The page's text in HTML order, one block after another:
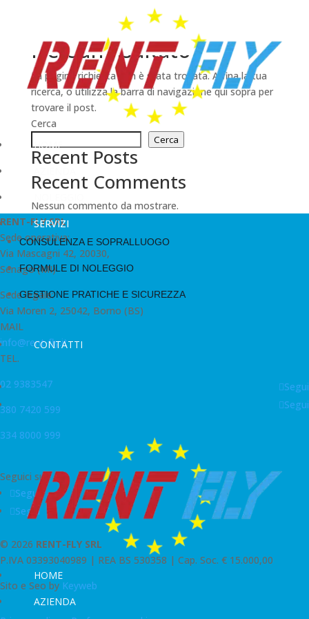
HOME
SERVIZI
CONSULENZA E SOPRALLUOGO
FORMULE DI NOLEGGIO
GESTIONE PRATICHE E SICUREZZA
CONTATTI
Segui
Segui
HOME
AZIENDA
Nessun risultato
La pagina richiesta non è stata trovata. Affina la tua
ricerca, o utilizza la barra di navigazione qui sopra per
trovare il post.
Cerca
Cerca
Recent Posts
Recent Comments
Nessun commento da mostrare.
RENT-FLY SRL
Sede operativa:
Via Mascagni 42, 20030,
Senago (MI)
Sede legale:
Via Moren 2, 25042, Borno (BS)
MAIL
info@rent-fly.it
TEL.
02 9383547
380 7420 599
334 8000 999
Seguici su
Segui
Segui
© 2026 RENT-FLY SRL
P.IVA 03393040989 | REA BS 530358 | Cap. Soc. € 15.000,00
Sito e Seo by Keyweb